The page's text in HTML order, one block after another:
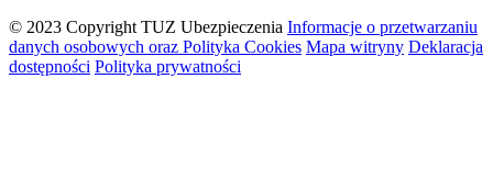
© 2023 Copyright TUZ Ubezpieczenia Informacje o przetwarzaniu
danych osobowych oraz Polityka Cookies Mapa witryny Deklaracja
dostępności Polityka prywatności